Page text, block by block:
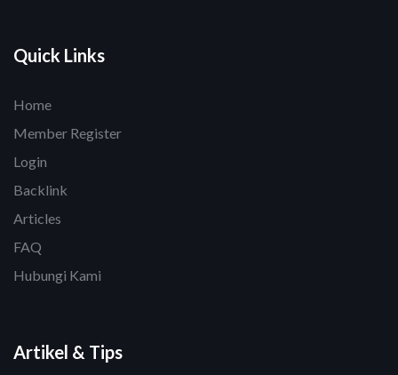
Quick Links
Home
Member Register
Login
Backlink
Articles
FAQ
Hubungi Kami
Artikel & Tips